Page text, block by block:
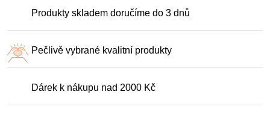
Produkty skladem doručíme do 3 dnů
Pečlivě vybrané kvalitní produkty
Dárek k nákupu nad 2000 Kč